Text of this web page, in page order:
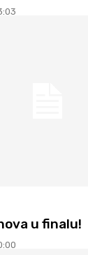
u finalu!